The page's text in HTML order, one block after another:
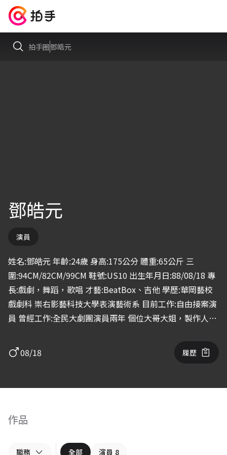
拍手圈鄧皓元
鄧皓元
演員
姓名:鄧皓元 年齡:24歲 身高:175公分 體重:65公斤 三
圍:94CM/82CM/99CM 鞋號:US10 出生年月日:88/08/18 專
長:戲劇，舞蹈，歌唱 才藝:BeatBox、吉他 學歷:華岡藝校
戲劇科 崇右影藝科技大學表演藝術系 目前工作:自由接案演
員 曾經工作:全民大劇團演員兩年 個位大哥大姐，製作人、
戲劇到現在總共8年戲劇經驗，有過舞台劇、影視表演經
驗，希望有機會合作❤️
08/18 履歷
作品
職務 全部 演員 8